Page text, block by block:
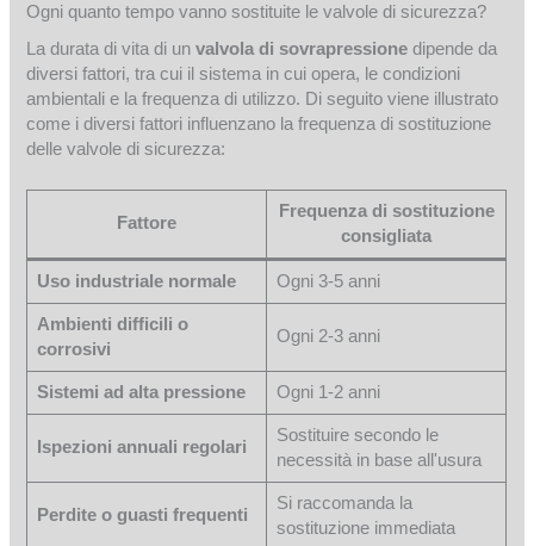
Ogni quanto tempo vanno sostituite le valvole di sicurezza?
La durata di vita di unvalvola di sovrapressione dipende da
diversi fattori, tra cui il sistema in cui opera, le condizioni
ambientali e la frequenza di utilizzo. Di seguito viene illustrato
come i diversi fattori influenzano la frequenza di sostituzione
delle valvole di sicurezza:
Fattore
Frequenza di sostituzione
consigliata
Uso industriale normale Ogni 3-5 anni
Ambienti difficili o
corrosivi
Ogni 2-3 anni
Sistemi ad alta pressione Ogni 1-2 anni
Ispezioni annuali regolari
Sostituire secondo le
necessità in base all'usura
Perdite o guasti frequenti
Si raccomanda la
sostituzione immediata